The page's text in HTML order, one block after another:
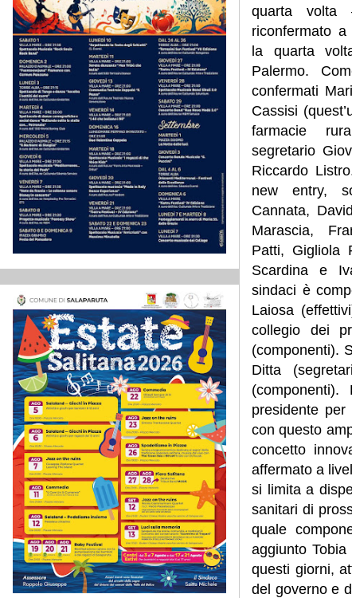
quarta volta
riconfermato
la quarta
Palermo.
confermati
Cassisi
farmacie
segretario
Riccardo
new entry,
Cannata,
Marascia,
Patti, Gigliola
Scardina e
sindaci è
Laiosa
collegio dei
(componenti).
Ditta
(componenti).
presidente per
con questo
concetto
affermato a
si limita a
sanitari di
quale
aggiunto
questi giorni,
del governo e